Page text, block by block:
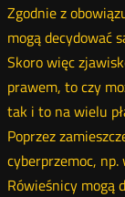
Zgodnie z
mogą decydować
Skoro więc
prawem, to czy
tak i to na wielu
Poprzez
cyberprzemoc,
Rówieśnicy mogą